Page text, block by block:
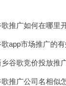
歌推广如何在哪里
歌app市场推广的
乡谷歌竞价投放推
歌推广公司名相似